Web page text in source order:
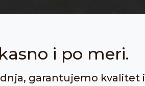
i po meri.
garantujemo kvalitet i